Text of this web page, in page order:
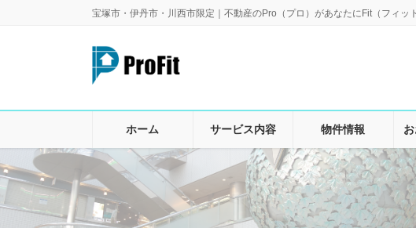
動
宝塚市・伊丹市・川西市限定｜不動産のPro（プロ）があなたにFit（フィッ
ホーム サービス内容 物件情報